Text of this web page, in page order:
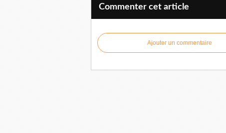
Commenter cet article
Ajouter un commentaire